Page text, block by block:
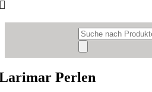
Products
search
Perlen